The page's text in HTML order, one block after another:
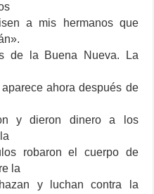
a mis hermanos que
de la Buena Nueva. La
ahora después de
y dieron dinero a los
robaron el cuerpo de
la
y luchan contra la